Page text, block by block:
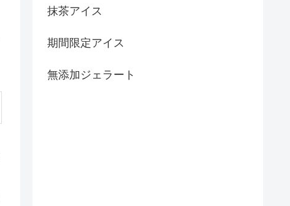
抹茶アイス
期間限定アイス
無添加ジェラート